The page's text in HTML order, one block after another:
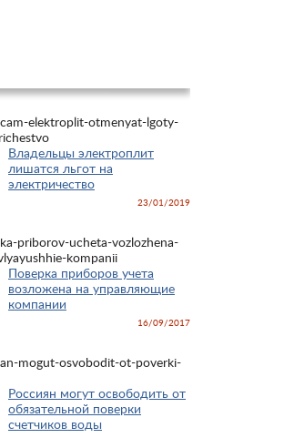
Владельцы электроплит
лишатся льгот на
электричество
23/01/2019
Поверка приборов учета
возложена на управляющие
компании
16/09/2017
Россиян могут освободить от
обязательной поверки
счетчиков воды